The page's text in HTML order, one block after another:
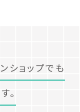
ショップでも
。